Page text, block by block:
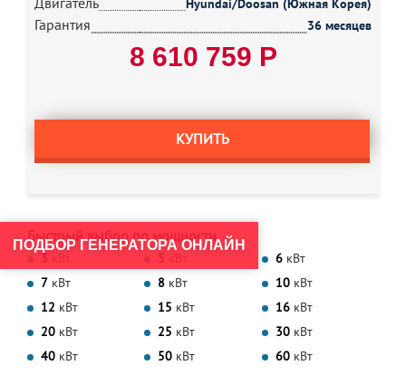
Hyundai/Doosan (Южная Корея)
Гарантия 36 месяцев
8 610 759 Р
КУПИТЬ
Быстрый выбор по мощности
3 кВт 5 6 кВт
7 кВт 8 кВт 10 кВт
12 кВт 15 кВт 16 кВт
20 кВт 25 кВт 30 кВт
40 кВт 50 кВт 60 кВт
ПОДБОР ГЕНЕРАТОРА ОНЛАЙН